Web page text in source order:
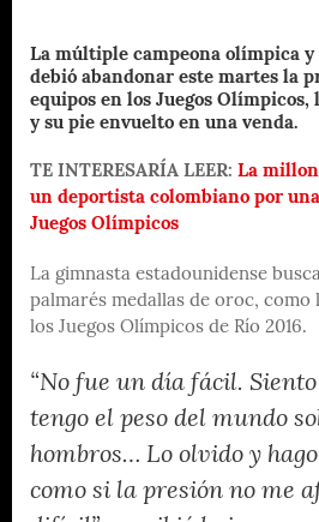
La múltiple campeona olímpica
debió abandonar este martes la
equipos en los Juegos Olímpicos,
y su pie envuelto en una venda.
TE INTERESARÍA LEER: La
un deportista colombiano por
Juegos Olímpicos
La gimnasta estadounidense
palmarés medallas de oroc, como
los Juegos Olímpicos de Río 2016.
“No fue un día fácil. Siento
tengo el peso del mundo
hombros… Lo olvido y
como si la presión no me